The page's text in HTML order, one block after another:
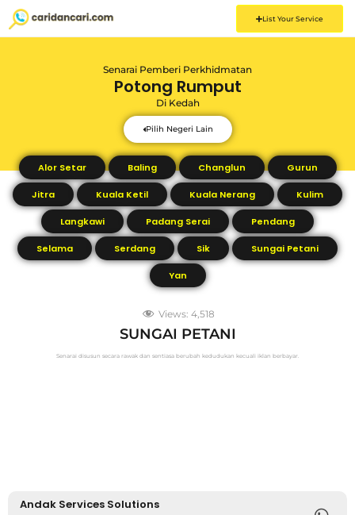
List Your Service
Senarai Pemberi Perkhidmatan
Potong Rumput
Di Kedah
Pilih Negeri Lain
Alor Setar Baling Changlun Gurun
Jitra Kuala Ketil Kuala Nerang Kulim
Langkawi Padang Serai Pendang
Selama Serdang Sik Sungai Petani
Yan
Views: 4,518
SUNGAI PETANI
Senarai disusun secara rawak dan sentiasa berubah kedudukan kecuali iklan berbayar.
Andak Services Solutions